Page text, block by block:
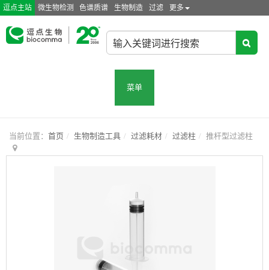
逗点主站 微生物检测 色谱质谱 生物制造 过滤 更多
菜单
当前位置： 首页 生物制造工具 过滤耗材 过滤柱 推杆型过滤柱